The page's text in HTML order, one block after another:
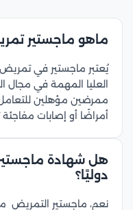
ماهو ماجستير
يُعتبر ماجستير في تمريض
العليا المهمة في مجال
ممرضين مؤهلين
أمراضًا أو إصابات
هل شهادة
دوليًا؟
نعم، ماجستير التمريض